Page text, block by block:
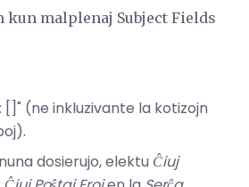
malplenaj Subject Fields
[]" (ne inkluzivante la kotizojn
dosierujo, elektu Ĉiuj